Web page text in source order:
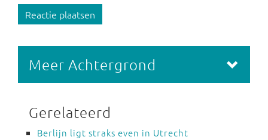
Reactie plaatsen
Meer Achtergrond
Gerelateerd
Berlijn ligt straks even in Utrecht